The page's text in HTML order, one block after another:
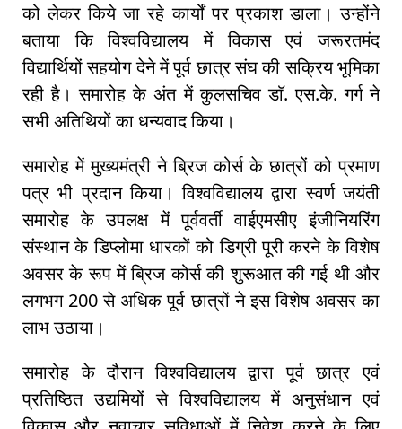
को लेकर किये जा रहे कार्यों पर प्रकाश डाला। उन्होंने
बताया कि विश्वविद्यालय में विकास एवं जरूरतमंद
विद्यार्थियों सहयोग देने में पूर्व छात्र संघ की सक्रिय भूमिका
रही है। समारोह के अंत में कुलसचिव डाॅ. एस.के. गर्ग ने
सभी अतिथियों का धन्यवाद किया।
समारोह में मुख्यमंत्री ने ब्रिज कोर्स के छात्रों को प्रमाण
पत्र भी प्रदान किया। विश्वविद्यालय द्वारा स्वर्ण जयंती
समारोह के उपलक्ष में पूर्ववर्ती वाईएमसीए इंजीनियरिंग
संस्थान के डिप्लोमा धारकों को डिग्री पूरी करने के विशेष
अवसर के रूप में ब्रिज कोर्स की शुरूआत की गई थी और
लगभग 200 से अधिक पूर्व छात्रों ने इस विशेष अवसर का
लाभ उठाया।
समारोह के दौरान विश्वविद्यालय द्वारा पूर्व छात्र एवं
प्रतिष्ठित उद्यमियों से विश्वविद्यालय में अनुसंधान एवं